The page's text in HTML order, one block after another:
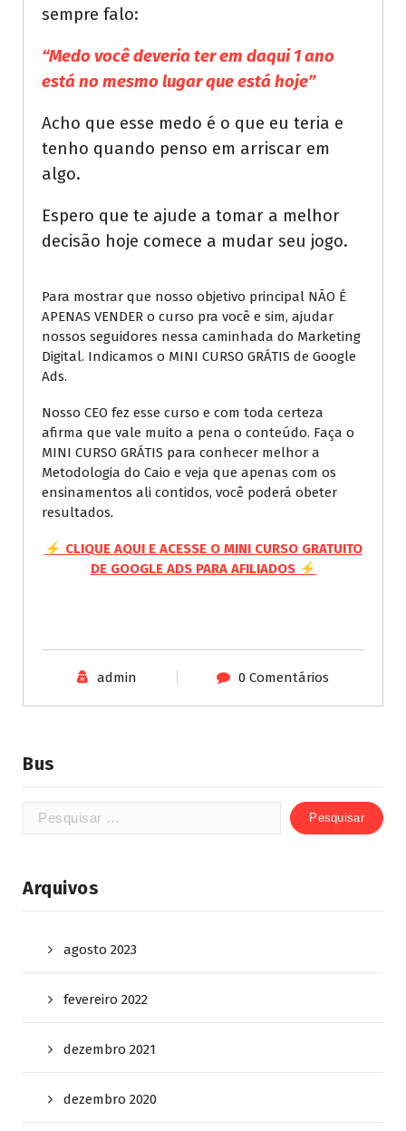
sempre falo:
“Medo você deveria ter em daqui 1 ano
está no mesmo lugar que está hoje”
Acho que esse medo é o que eu teria e
tenho quando penso em arriscar em
algo.
Espero que te ajude a tomar a melhor
decisão hoje comece a mudar seu jogo.
Para mostrar que nosso objetivo principal NÃO É
APENAS VENDER o curso pra você e sim, ajudar
nossos seguidores nessa caminhada do Marketing
Digital. Indicamos o MINI CURSO GRÁTIS de Google
Ads.
Nosso CEO fez esse curso e com toda certeza
afirma que vale muito a pena o conteúdo. Faça o
MINI CURSO GRÁTIS para conhecer melhor a
Metodologia do Caio e veja que apenas com os
ensinamentos ali contidos, você poderá obeter
resultados.
⚡ CLIQUE AQUI E ACESSE O MINI CURSO GRATUITO
DE GOOGLE ADS PARA AFILIADOS ⚡
admin 0 Comentários
Bus
Arquivos
agosto 2023
fevereiro 2022
dezembro 2021
dezembro 2020